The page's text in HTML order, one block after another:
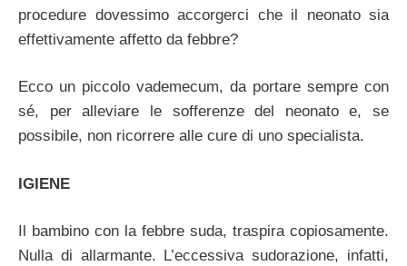
procedure dovessimo accorgerci che il neonato sia
effettivamente affetto da febbre?
Ecco un piccolo vademecum, da portare sempre con
sé, per alleviare le sofferenze del neonato e, se
possibile, non ricorrere alle cure di uno specialista.
IGIENE
Il bambino con la febbre suda, traspira copiosamente.
Nulla di allarmante. L’eccessiva sudorazione, infatti,